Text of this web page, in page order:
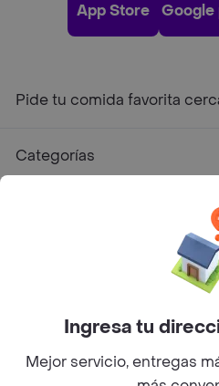
App Store Google
Pide tu comida favorita
Categorías
©2026Rappi Inc.
Ingresa tu
Mejor servicio, entregas